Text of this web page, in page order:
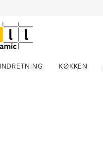
INDRETNING KØKKEN